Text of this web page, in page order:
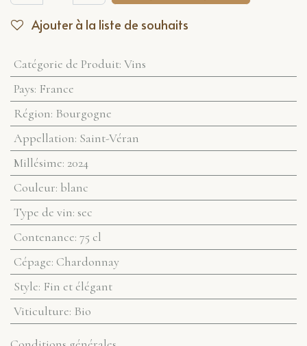
Ajouter à la liste de souhaits
Catégorie de Produit: Vins
Pays: France
Région: Bourgogne
Appellation: Saint-Véran
Millésime: 2024
Couleur: blanc
Type de vin: sec
Contenance: 75 cl
Cépage: Chardonnay
Style: Fin et élégant
Viticulture: Bio